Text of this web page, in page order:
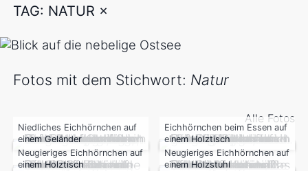
TAG: NATUR ×
Fotos mit dem Stichwort: Natur
Alle Fotos
Niedliches Eichhörnchen auf
einem Geländer
Eichhörnchen beim Essen auf
einem Holztisch
Neugieriges Eichhörnchen auf
einem Holztisch
Neugieriges Eichhörnchen auf
einem Holzstuhl